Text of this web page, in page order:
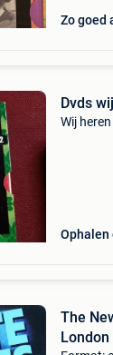
Zo goed
Dvds
Wij
Ophalen
The
London